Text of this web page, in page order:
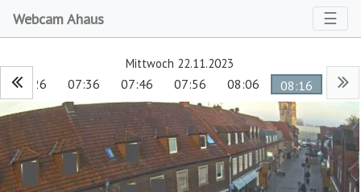
Webcam Ahaus ☰
Mittwoch 22.11.2023
07:26 07:36 07:46 07:56 08:06 08:16